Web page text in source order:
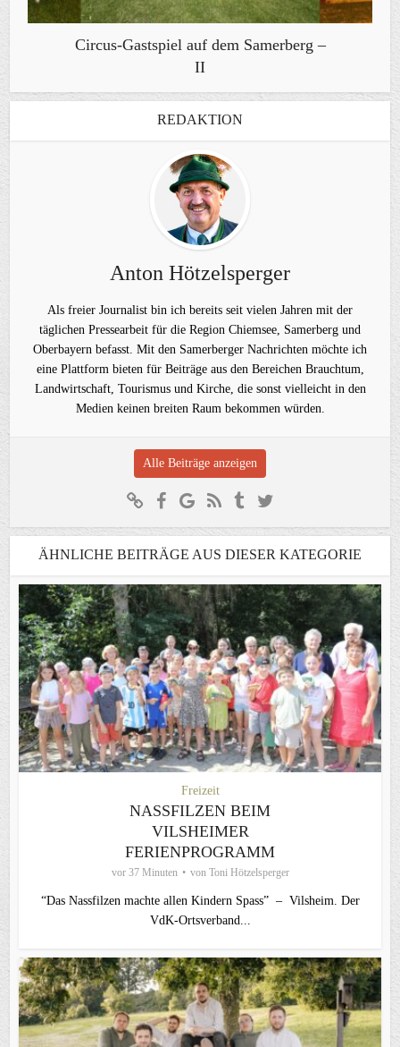
Circus-Gastspiel auf dem Samerberg –
II
REDAKTION
Anton Hötzelsperger
Als freier Journalist bin ich bereits seit vielen Jahren mit der
täglichen Pressearbeit für die Region Chiemsee, Samerberg und
Oberbayern befasst. Mit den Samerberger Nachrichten möchte ich
eine Plattform bieten für Beiträge aus den Bereichen Brauchtum,
Landwirtschaft, Tourismus und Kirche, die sonst vielleicht in den
Medien keinen breiten Raum bekommen würden.
Alle Beiträge anzeigen
ÄHNLICHE BEITRÄGE AUS DIESER KATEGORIE
Freizeit
NASSFILZEN BEIM
VILSHEIMER
FERIENPROGRAMM
vor 37 Minuten von Toni Hötzelsperger
“Das Nassfilzen machte allen Kindern Spass” – Vilsheim. Der
VdK-Ortsverband...